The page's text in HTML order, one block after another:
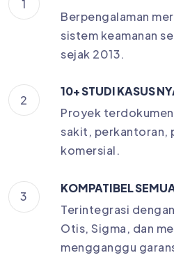
1
Berpengalaman
sistem keamanan
sejak 2013.
2
10+ STUDI KASUS
Proyek
sakit, perkantoran,
komersial.
3
KOMPATIBEL
Terintegrasi
Otis, Sigma, dan
mengganggu